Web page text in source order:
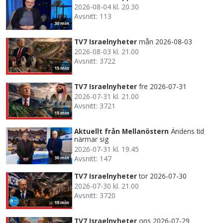
30 min
2026-08-04 kl. 20.30
Avsnitt: 113
15 min
TV7 Israelnyheter mån 2026-08-03
2026-08-03 kl. 21.00
Avsnitt: 3722
15 min
TV7 Israelnyheter fre 2026-07-31
2026-07-31 kl. 21.00
Avsnitt: 3721
30 min
Aktuellt från Mellanöstern Ändens tid
närmar sig
2026-07-31 kl. 19.45
Avsnitt: 147
15 min
TV7 Israelnyheter tor 2026-07-30
2026-07-30 kl. 21.00
Avsnitt: 3720
TV7 Israelnyheter ons 2026-07-29